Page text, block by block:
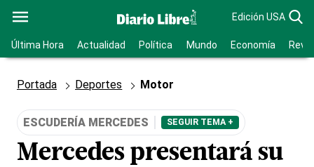
Edición USA
Última Hora Actualidad Política Mundo Economía
Portada Deportes Motor
ESCUDERÍA MERCEDES SEGUIR TEMA +
Mercedes presentará su